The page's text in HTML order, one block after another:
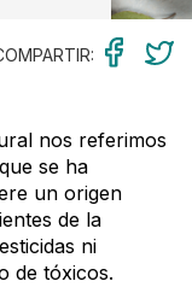
nos referimos
se ha
un origen
de la
ni
de tóxicos.